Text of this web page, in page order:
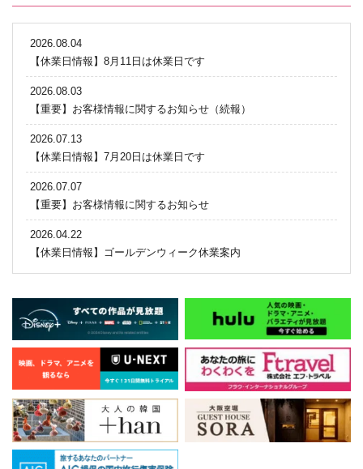
2026.08.04
【休業日情報】8月11日は休業日です
2026.08.03
【重要】お客様情報に関するお知らせ（続報）
2026.07.13
【休業日情報】7月20日は休業日です
2026.07.07
【重要】お客様情報に関するお知らせ
2026.04.22
【休業日情報】ゴールデンウィーク休業案内